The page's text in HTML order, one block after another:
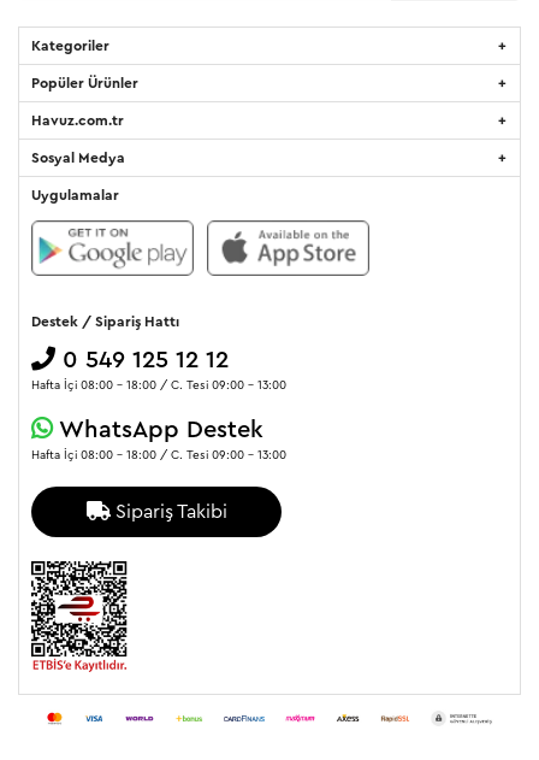
Kategoriler
Popüler Ürünler
Havuz.com.tr
Sosyal Medya
Uygulamalar
Destek / Sipariş Hattı
0 549 125 12 12
Hafta İçi 08:00 - 18:00 / C. Tesi 09:00 - 13:00
WhatsApp Destek
Hafta İçi 08:00 - 18:00 / C. Tesi 09:00 - 13:00
Sipariş Takibi